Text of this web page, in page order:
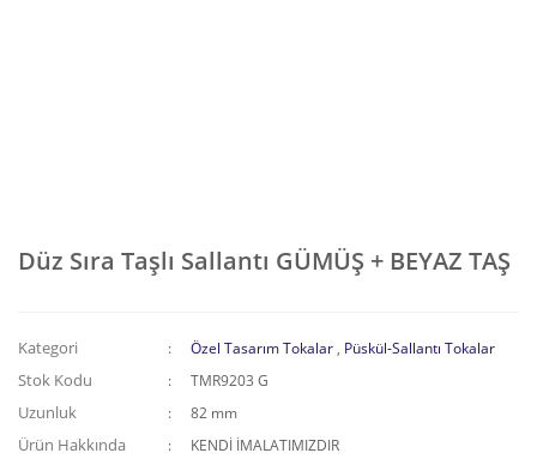
Düz Sıra Taşlı Sallantı GÜMÜŞ + BEYAZ TAŞ
Kategori Özel Tasarım Tokalar , Püskül-Sallantı Tokalar
Stok Kodu TMR9203 G
Uzunluk 82 mm
Ürün Hakkında KENDİ İMALATIMIZDIR